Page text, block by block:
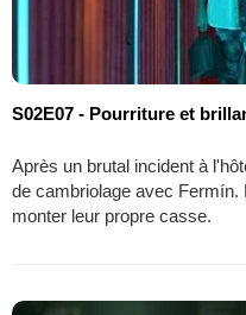
S02E07 - Pourriture et
Après un brutal incident à
de cambriolage avec
monter leur propre casse.